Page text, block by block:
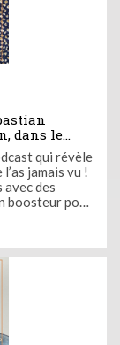
dans le
de laqui révèle
jamais vu !
des
boosteur pour
! Dans ...